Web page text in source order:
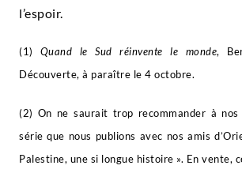
l’espoir.
(1) Quand le Sud réinvente le monde,
Découverte, à paraître le 4 octobre.
(2) On ne saurait trop recommander à
série que nous publions avec nos amis
Palestine, une si longue histoire ». En vente,